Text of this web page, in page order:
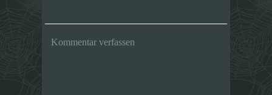
Kommentar verfassen